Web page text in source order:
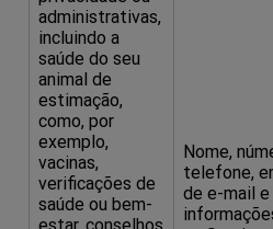
administrativas,
incluindo a
saúde do seu
animal de
estimação,
como, por
exemplo,
vacinas,
verificações de
saúde ou bem-
estar, conselhos
Nome,
telefone,
de e-mail e